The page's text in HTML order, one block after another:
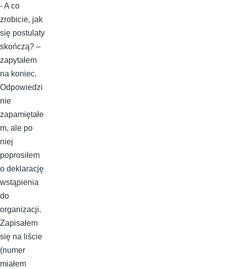
- A co
zrobicie, jak
się postulaty
skończą? –
zapytałem
na koniec.
Odpowiedzi
nie
zapamiętałe
m, ale po
niej
poprosiłem
o deklarację
wstąpienia
do
organizacji.
Zapisałem
się na liście
(numer
miałem